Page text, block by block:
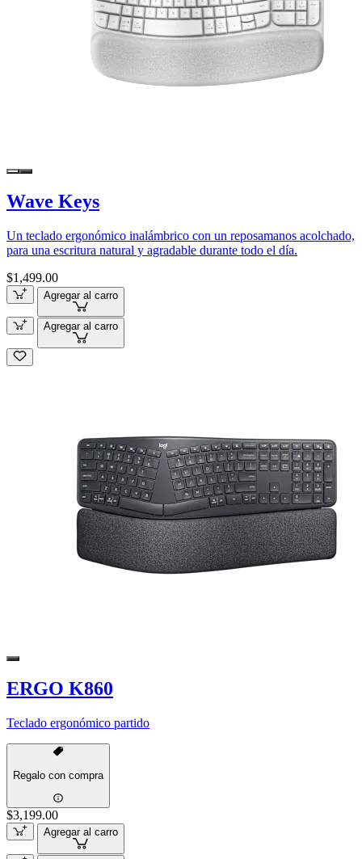
Wave Keys
Un teclado ergonómico inalámbrico con un reposamanos acolchado,
para una escritura natural y agradable durante todo el día.
$1,499.00
Agregar al carro
Agregar al carro
ERGO K860
Teclado ergonómico partido
Regalo con compra
$3,199.00
Agregar al carro